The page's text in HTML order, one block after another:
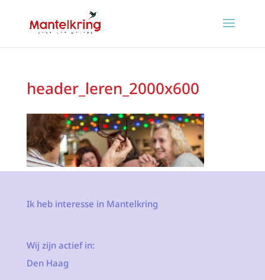
header_leren_2000x600
Ik heb interesse in Mantelkring
Wij zijn actief in:
Den Haag